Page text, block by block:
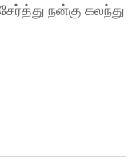
நன்கு கலந்து